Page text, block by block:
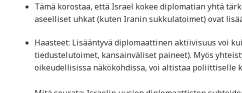
Tämä korostaa, että Israel kokee diplomatian yhtä
aseelliset uhkat (kuten Iranin sukkulatoimet) ovat
Haasteet: Lisääntyvä diplomaattinen aktiivisuus voi
tiedustelutoimet, kansainväliset paineet). Myös
oikeudellisissa näkökohdissa, voi altistaa poliittiselle